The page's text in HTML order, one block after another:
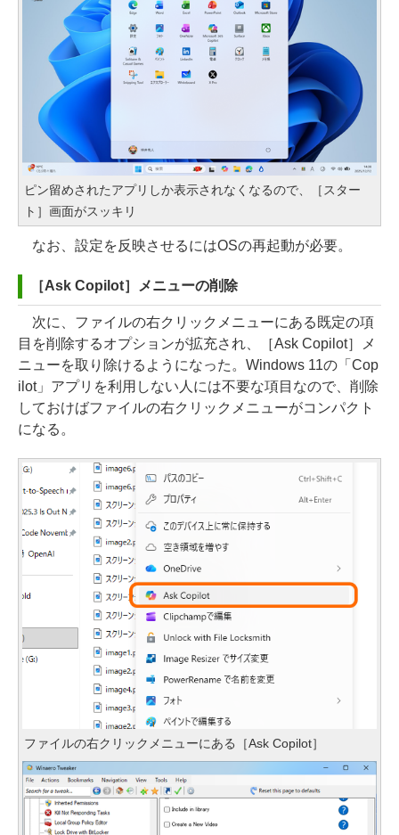
ピン留めされたアプリしか表示されなくなるので、［スター
ト］画面がスッキリ
なお、設定を反映させるにはOSの再起動が必要。
［Ask Copilot］メニューの削除
次に、ファイルの右クリックメニューにある既定の項
目を削除するオプションが拡充され、［Ask Copilot］メ
ニューを取り除けるようになった。Windows 11の「Cop
ilot」アプリを利用しない人には不要な項目なので、削除
しておけばファイルの右クリックメニューがコンパクト
になる。
ファイルの右クリックメニューにある［Ask Copilot］